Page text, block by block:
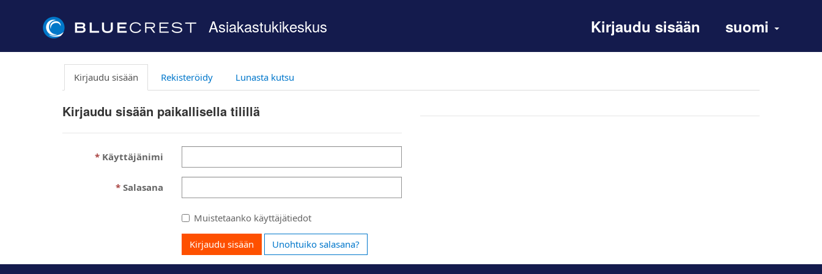
Asiakastukikeskus Kirjaudu sisään suomi
Kirjaudu sisään Rekisteröidy Lunasta kutsu
Kirjaudu sisään paikallisella tilillä
Käyttäjänimi
Salasana
Muistetaanko käyttäjätiedot
Kirjaudu sisään Unohtuiko salasana?